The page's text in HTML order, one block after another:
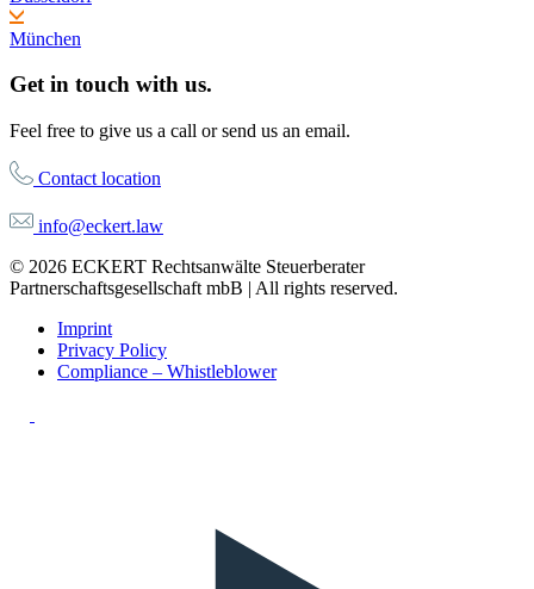
München
Get in touch with us.
Feel free to give us a call or send us an email.
Contact location
info@eckert.law
© 2026 ECKERT Rechtsanwälte Steuerberater
Partnerschaftsgesellschaft mbB | All rights reserved.
Imprint
Privacy Policy
Compliance – Whistleblower